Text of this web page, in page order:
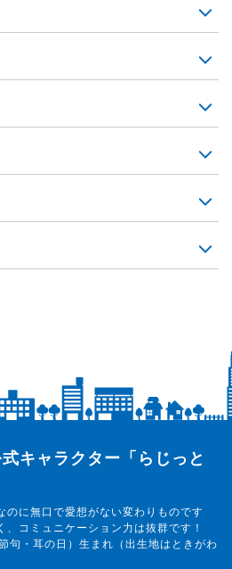
キャラクター「らじっと
のに無口で愛想がない変わりものです
、コミュニケーション力は抜群です！
句・耳の日）生まれ（出生地はときがわ